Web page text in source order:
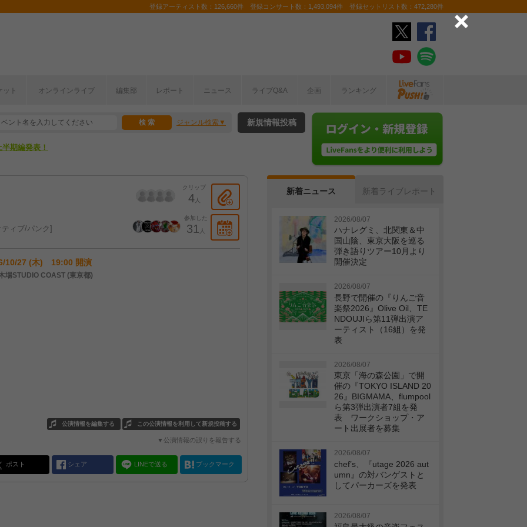
登録アーティスト数：126,660件 登録コンサート数：1,493,094件 登録セットリスト数：472,280件
ット オンラインライブ 編集部 レポート ニュース ライブQ&A 企画 ランキング
ジャンル検索
こから！
期編発表！
新規情報投稿
クリップ
4人
参加した
31 人
ィブ/パンク
10/27 (木) 19:00 開演
場STUDIO COAST (東京都)
この公演情報を利用して新規投稿する
公演情報を編集する
▼公演情報の誤りを報告する
ポスト シェア LINEで送る ブックマーク
新着ニュース 新着ライブレポート
2026/08/07
ハナレグミ、北関東＆中
国山陰、東京大阪を巡る
弾き語りツアー10月より
開催決定
2026/08/07
長野で開催の『りんご音
楽祭2026』Olive Oil、TE
NDOUJIら第11弾出演ア
ーティスト（16組）を発
表
2026/08/07
東京「海の森公園」で開
催の『TOKYO ISLAND 20
26』BIGMAMA、flumpool
ら第3弾出演者7組を発
表 ワークショップ・ア
ート出展者を募集
2026/08/07
chef’s、『utage 2026 aut
umn』の対バンゲストと
してパーカーズを発表
2026/08/07